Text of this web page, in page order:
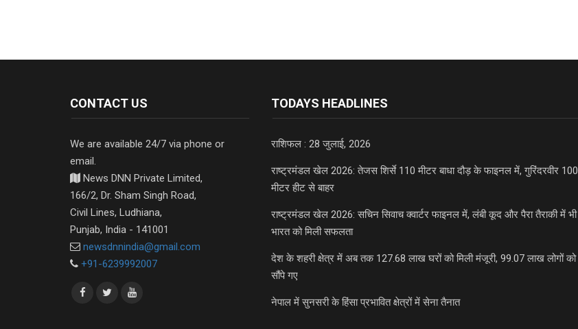
CONTACT US
We are available 24/7 via phone or
email.
News DNN Private Limited,
166/2, Dr. Sham Singh Road,
Civil Lines, Ludhiana,
Punjab, India - 141001
newsdnnindia@gmail.com
+91-6239992007
TODAYS HEADLINES
राशिफल : 28 जुलाई, 2026
राष्ट्रमंडल खेल 2026: तेजस शिर्से 110 मीटर बाधा दौड़ के फाइनल में, गुरिंदरवीर 100
मीटर हीट से बाहर
राष्ट्रमंडल खेल 2026: सचिन सिवाच क्वार्टर फाइनल में, लंबी कूद और पैरा तैराकी में भी
भारत को मिली सफलता
देश के शहरी क्षेत्र में अब तक 127.68 लाख घरों को मिली मंजूरी, 99.07 लाख लोगों को
सौंपे गए
नेपाल में सुनसरी के हिंसा प्रभावित क्षेत्रों में सेना तैनात